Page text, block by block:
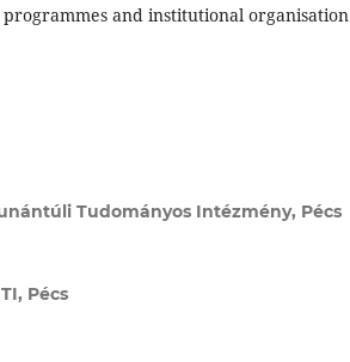
and institutional organisation
Tudományos Intézmény, Pécs
Pécs